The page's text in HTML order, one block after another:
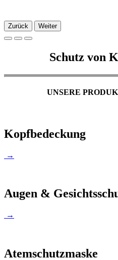
Zurück Weiter
Schutz von
UNSERE
Kopfbedeckung
→
Augen &
→
Atemschutzmaske